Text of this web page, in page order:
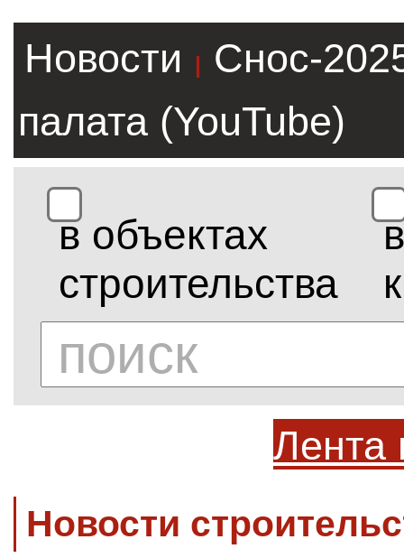
Новости |
Снос-
палата (YouTube)
в объектах
строительства
в
Лента
Новости